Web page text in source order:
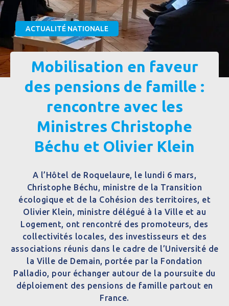
ACTUALITÉ NATIONALE
Mobilisation en faveur
des pensions de famille :
rencontre avec les
Ministres Christophe
Béchu et Olivier Klein
A l’Hôtel de Roquelaure, le lundi 6 mars,
Christophe Béchu, ministre de la Transition
écologique et de la Cohésion des territoires, et
Olivier Klein, ministre délégué à la Ville et au
Logement, ont rencontré des promoteurs, des
collectivités locales, des investisseurs et des
associations réunis dans le cadre de l’Université de
la Ville de Demain, portée par la Fondation
Palladio, pour échanger autour de la poursuite du
déploiement des pensions de famille partout en
France.